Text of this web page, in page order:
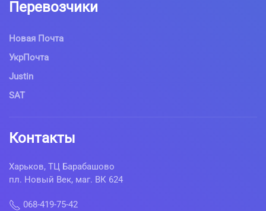
Перевозчики
Новая Почта
УкрПочта
Justin
SAT
Контакты
Харьков, ТЦ Барабашово
пл. Новый Век, маг. ВК 624
068-419-75-42